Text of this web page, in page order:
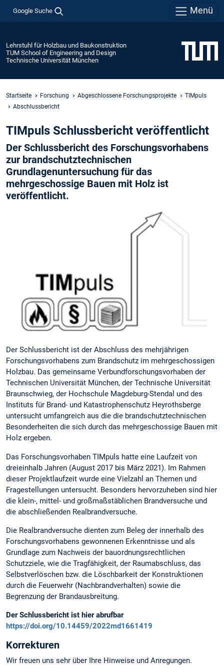
Google Suche Menü
Lehrstuhl für Holzbau und Baukonstruktion
TUM School of Engineering and Design
Technische Universität München
Startseite Forschung Abgeschlossene Forschungsprojekte
TIMpuls
Abschlussbericht
TIMpuls Schlussbericht veröffentlicht
Der Schlussbericht des Forschungsvorhabens
zur brandschutztechnischen
Grundlagenuntersuchung für das
mehrgeschossige Bauen mit Holz ist
veröffentlicht.
Der Schlussbericht ist der Abschluss des mehrjährigen
Forschungsvorhabens zum Brandschutz im mehrgeschossigen
Holzbau. Das gemeinsame Verbundforschungsvorhaben der
Technischen Universität München, der Technische Universität
Braunschwieg, der Hochschule Magdeburg-Stendal und des
Instituts für Brand- und Katastrophenschutz Heyrothsberge
untersucht umfangreich aus die die brandschutztechnischen
Besonderheiten die sich durch das mehrgeschossige Bauen mit
Holz ergeben.
Das Forschungsvorhaben TIMpuls hatte eine Laufzeit von
dreieinhalb Jahren (August 2017 bis März 2021). Im Rahmen
dieser Projektlaufzeit wurde eine Vielzahl an Themen und
Fragestellungen untersucht. Besonders hervorzuheben sind hier
die klein-, mittel- und großmaßstäblichen Brandversuche und
die abschließenden Realbrandversuche.
Die Realbrandversuche dienten zum Beleg der innerhalb des
Forschungsvorhabens gewonnenen Erkenntnisse und als
Grundlage zum Nachweis der bauordnungsrechtlichen
Schutzziele, wie die Tragfähigkeit, der Raumabschluss, das
Selbstverlöschen bzw. die Löschbarkeit der Konstruktionen
durch die Feuerwehr (Nachbrandverhalten) sowie die
Begrenzung der Brandausbreitung.
Der Schlussbericht ist hier abrufbar
https://doi.org/10.14459/2022md1661419
Korrekturen
Wir freuen uns sehr über Ihre Hinweise und Anregungen.